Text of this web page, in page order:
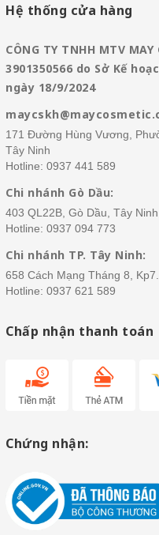
Hệ thống cửa hàng
CÔNG TY TNHH MTV
3901350566 do Sở Kế
ngày 18/9/2024
171 Đường Hùng Vương,
Tây Ninh
Hotline: 0937 441 589
Chi nhánh Gò Dầu:
403 QL22B, Gò Dầu, Tây
Hotline: 0937 094 773
Chi nhánh TP. Tây Ninh:
658 Cách Mạng Tháng 8,
Hotline: 0937 621 589
Chấp nhận thanh toán
Chứng nhận: